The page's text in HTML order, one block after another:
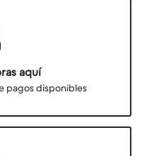
aquí
pagos disponibles